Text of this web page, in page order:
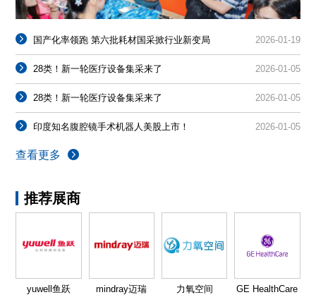
国产化率领跑 第六批耗材国采掀行业新变局 2026-01-19
28类！新一轮医疗设备集采来了 2026-01-05
28类！新一轮医疗设备集采来了 2026-01-05
印度知名腹腔镜手术机器人美股上市！ 2026-01-05
查看更多
推荐展商
yuwell鱼跃 mindray迈瑞 力氧空间 GE HealthCare